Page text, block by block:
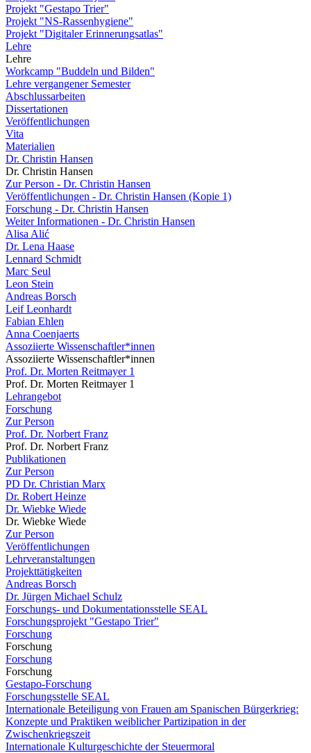
Projekt "Gestapo Trier"
Projekt "NS-Rassenhygiene"
Projekt "Digitaler Erinnerungsatlas"
Lehre
Lehre
Workcamp "Buddeln und Bilden"
Lehre vergangener Semester
Abschlussarbeiten
Dissertationen
Veröffentlichungen
Vita
Materialien
Dr. Christin Hansen
Dr. Christin Hansen
Zur Person - Dr. Christin Hansen
Veröffentlichungen - Dr. Christin Hansen (Kopie 1)
Forschung - Dr. Christin Hansen
Weiter Informationen - Dr. Christin Hansen
Alisa Alić
Dr. Lena Haase
Lennard Schmidt
Marc Seul
Leon Stein
Andreas Borsch
Leif Leonhardt
Fabian Ehlen
Anna Coenjaerts
Assoziierte Wissenschaftler*innen
Assoziierte Wissenschaftler*innen
Prof. Dr. Morten Reitmayer 1
Prof. Dr. Morten Reitmayer 1
Lehrangebot
Forschung
Zur Person
Prof. Dr. Norbert Franz
Prof. Dr. Norbert Franz
Publikationen
Zur Person
PD Dr. Christian Marx
Dr. Robert Heinze
Dr. Wiebke Wiede
Dr. Wiebke Wiede
Zur Person
Veröffentlichungen
Lehrveranstaltungen
Projekttätigkeiten
Andreas Borsch
Dr. Jürgen Michael Schulz
Forschungs- und Dokumentationsstelle SEAL
Forschungsprojekt "Gestapo Trier"
Forschung
Forschung
Forschung
Forschung
Gestapo-Forschung
Forschungsstelle SEAL
Internationale Beteiligung von Frauen am Spanischen Bürgerkrieg:
Konzepte und Praktiken weiblicher Partizipation in der
Zwischenkriegszeit
Internationale Kulturgeschichte der Steuermoral